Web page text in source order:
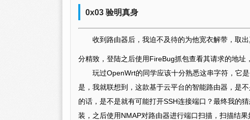
0x03 验明真身
收到路由器后，我迫不及待的为他宽衣解带，取
分精致，登陆之后使用FireBug抓包查看其请求的地
玩过OpenWrt的同学应该十分熟悉这串字符，它
是，我就联想到，这款基于云平台的智能路由器，是
的话，是不是就有可能打开SSH连接端口？最终我的
装，之后使用NMAP对路由器进行端口扫描，扫描结